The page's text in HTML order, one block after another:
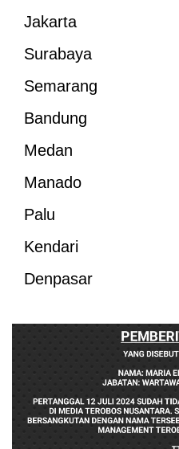
Jakarta
Surabaya
Semarang
Bandung
Medan
Manado
Palu
Kendari
Denpasar